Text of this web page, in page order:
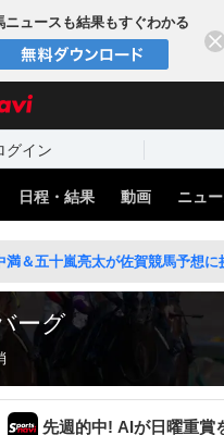
ニュースも結果もすぐわかる
グイン
日程・結果 動画 ニュ
満＆五十嵐亮太が佐賀競馬予想に
ーグ
先週的中! AIが日曜重賞